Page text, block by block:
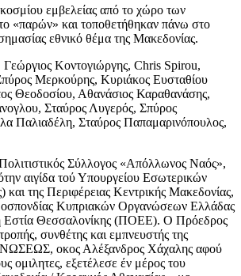
εμβελείας από το χώρο των
«παρών» και τοποθετήθηκαν πάνω στο
εθνικό θέμα της Μακεδονίας.
Γεώργιος Κοντογιώργης, Chris Spirou,
Μερκούρης, Κυριάκος Ευσταθίου
Θεοδοσίου, Αθανάσιος Καραθανάσης,
Σταύρος Λυγερός, Σπύρος
Παλιαδέλη, Σταύρος Παπαμαρινόπουλος,
Σύλλογος «Απόλλωνος Ναός»,
αιγίδα τού Υπουργείου Εσωτερικών
της Περιφέρειας Κεντρικής Μακεδονίας,
Κυπριακών Οργανώσεων Ελλάδας
Θεσσαλονίκης (ΠΟΕΕ). Ο Πρόεδρος
συνθέτης και εμπνευστής της
οκος Αλέξανδρος Χάχαλης αφού
ομιλητες, εξετέλεσε έν μέρος του